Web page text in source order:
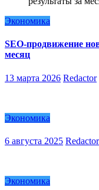
Экономика
SEO-продвижение
месяц
13 марта 2026 Redactor
Экономика
6 августа 2025 Redactor
Экономика